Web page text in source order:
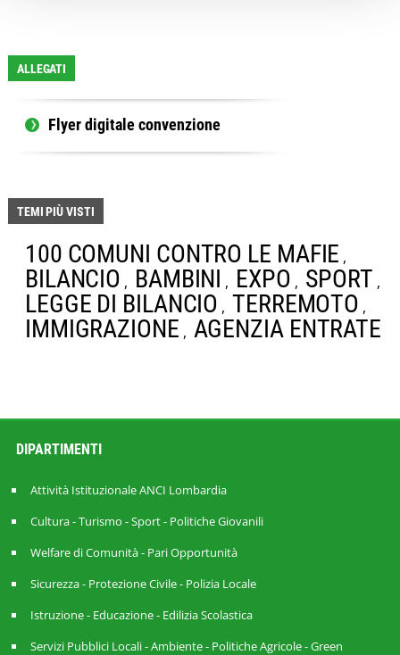
ALLEGATI
Flyer digitale convenzione
TEMI PIÙ VISTI
100 COMUNI CONTRO LE MAFIE ,
BILANCIO , BAMBINI , EXPO , SPORT ,
LEGGE DI BILANCIO , TERREMOTO ,
IMMIGRAZIONE , AGENZIA ENTRATE
DIPARTIMENTI
Attività Istituzionale ANCI Lombardia
Cultura - Turismo - Sport - Politiche Giovanili
Welfare di Comunità - Pari Opportunità
Sicurezza - Protezione Civile - Polizia Locale
Istruzione - Educazione - Edilizia Scolastica
Servizi Pubblici Locali - Ambiente - Politiche Agricole - Green